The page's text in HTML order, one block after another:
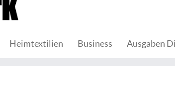
Heimtextilien Business Ausgaben